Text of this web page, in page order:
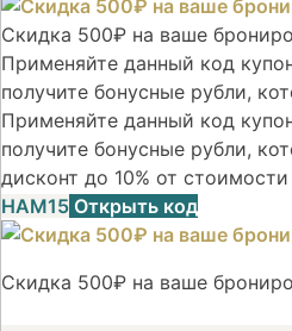
Скидка 500₽ на ваше
Применяйте данный код
получите бонусные рубли,
Применяйте данный код
получите бонусные рубли,
дисконт до 10% от
НАМ15 Открыть код
Скидка 500₽ на ваше